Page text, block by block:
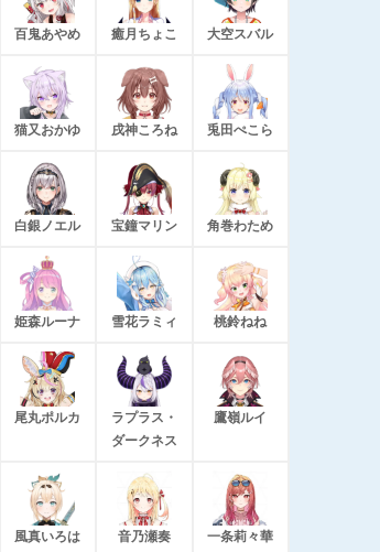
百鬼あやめ 癒月ちょこ 大空スバル
猫又おかゆ 戌神ころね 兎田ぺこら
白銀ノエル 宝鐘マリン 角巻わため
姫森ルーナ 雪花ラミィ 桃鈴ねね
尾丸ポルカ
ラプラス・
ダークネス
鷹嶺ルイ
風真いろは 音乃瀬奏 一条莉々華